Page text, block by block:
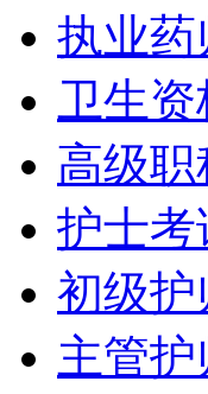
执业药
卫生资
高级职
护士考
初级护
主管护